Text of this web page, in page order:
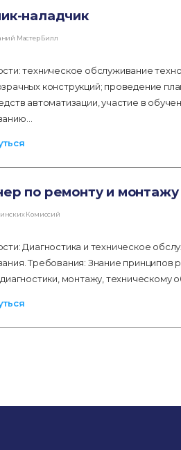
наладчик
Мастер Билл
техническое обслуживание
конструкций; проведение
автоматизации, участие в
по ремонту и монтажу
Комиссий
Диагностика и техническое
Требования: Знание принципов
монтажу, техническому